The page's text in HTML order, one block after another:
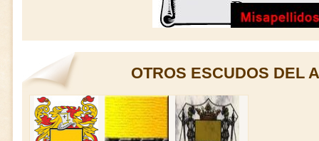
OTROS ESCUDOS DEL